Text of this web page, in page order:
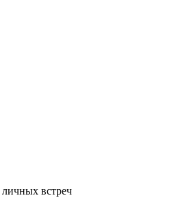
встреч